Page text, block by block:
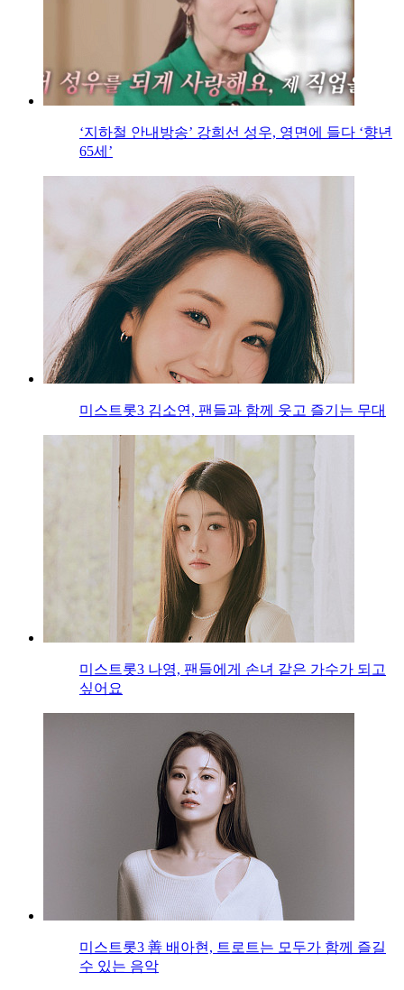
‘지하철 안내방송’ 강희선 성우, 영면에 들다 ‘향년
65세’
미스트롯3 김소연, 팬들과 함께 웃고 즐기는 무대
미스트롯3 나영, 팬들에게 손녀 같은 가수가 되고
싶어요
미스트롯3 善 배아현, 트로트는 모두가 함께 즐길
수 있는 음악